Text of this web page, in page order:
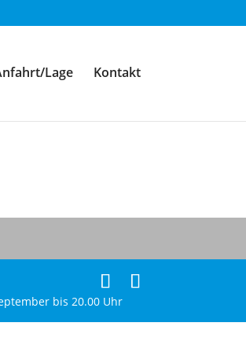
Lage Kontakt
bis 20.00 Uhr